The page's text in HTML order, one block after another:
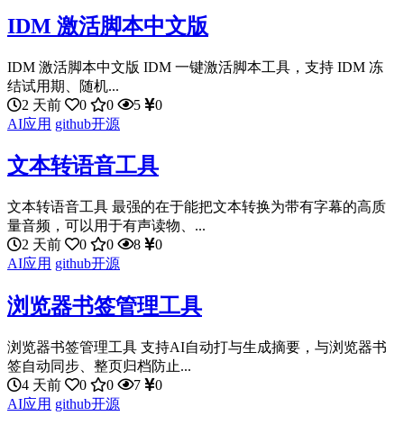
IDM 激活脚本中文版
IDM 激活脚本中文版 IDM 一键激活脚本工具，支持 IDM 冻
结试用期、随机...
2 天前
0 0 5
0
AI应用 github开源
文本转语音工具
文本转语音工具 最强的在于能把文本转换为带有字幕的高质
量音频，可以用于有声读物、...
2 天前
0 0 8
0
AI应用 github开源
浏览器书签管理工具
浏览器书签管理工具 支持AI自动打与生成摘要，与浏览器书
签自动同步、整页归档防止...
4 天前
0 0 7
0
AI应用 github开源